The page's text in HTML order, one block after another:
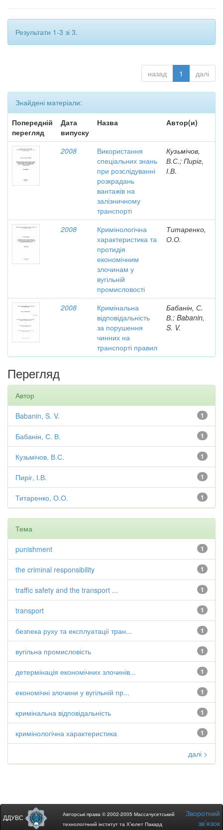
Результати 1-3 зі 3.
назад 1 далі
Знайдені матеріали:
Попередній
перегляд
Дата
випуску
Назва Автор(и)
2008
Використання
спеціальних знань
при розслідуванні
розкрадань
вантажів на
залізничному
транспорті
Кузьмічов,
В.С.; Пиріг,
І.В.
2008
Кримінологічна
характеристика та
протидія
економічним
злочинам у
вугільній
промисловості
Титаренко,
О.О.
2008
Кримінальна
відповідальність
за порушення
чинних на
транспорті правил
Бабанін, С.
В.; Babanin,
S. V.
Перегляд
Автор
1
Babanin, S. V.
1
Бабанін, С. В.
1
Кузьмічов, В.С.
1
Пиріг, І.В.
1
Титаренко, О.О.
Тема
1
punishment
1
the criminal responsibility
1
traffic safety and the transport ...
1
transport
1
безпека руху та експлуатації тран...
1
вугільна промисловість
1
детермінація економічних злочинів...
1
економічні злочини у вугільній пр...
1
кримінальна відповідальність
1
кримінологічна характеристика
далі >
ДДУВС
Авторські права © 2002-2005 Массачусетський
технологічний інститут та Х’юлет Пакард
Зворотний
зв’язок